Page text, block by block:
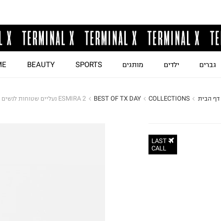
גברים ילדים מותגים SPORTS
BEAUTY
דף הבית COLLECTIONS
BEST OF TX DAY ESMIRA 2 נעליים שטוחות לנשים
LAST
CALL